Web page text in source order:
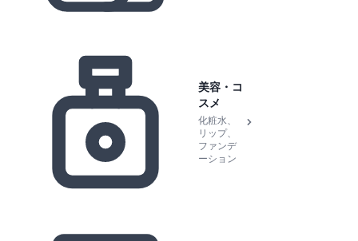
美容・コ
スメ
化粧水、
リップ、
ファンデ
ーション